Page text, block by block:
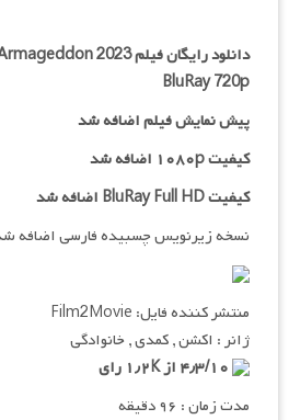
دانلود رایگان فیلم2023
BluRay 720p
پیش نمایش فیلم اضافه شد
کیفیت ۱۰۸۰p اضافه شد
کیفیت BluRay Full HD اضافه شد
نسخه زیرنویس چسبیده فارسی اضافه
منتشر کننده فایل: Film2Movie
ژانر : اکشن , کمدی , خانوادگی
مدت زمان : ۹۶ دقیقه